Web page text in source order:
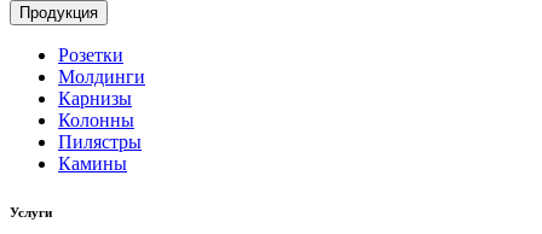
Продукция
Розетки
Молдинги
Карнизы
Колонны
Пилястры
Камины
Услуги